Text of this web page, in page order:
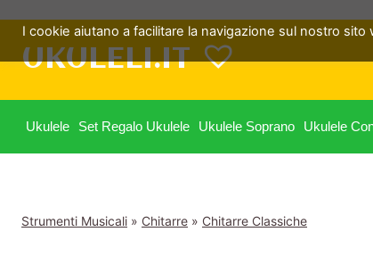
contenuto
UKULELI.IT
Ukulele Set Regalo Ukulele Ukulele Soprano Ukulele
Strumenti Musicali » Chitarre » Chitarre Classiche
I cookie aiutano a facilitare la navigazione sul nostro sito